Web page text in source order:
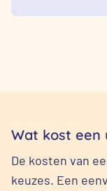
Wat kost een
De kosten van
keuzes. Een